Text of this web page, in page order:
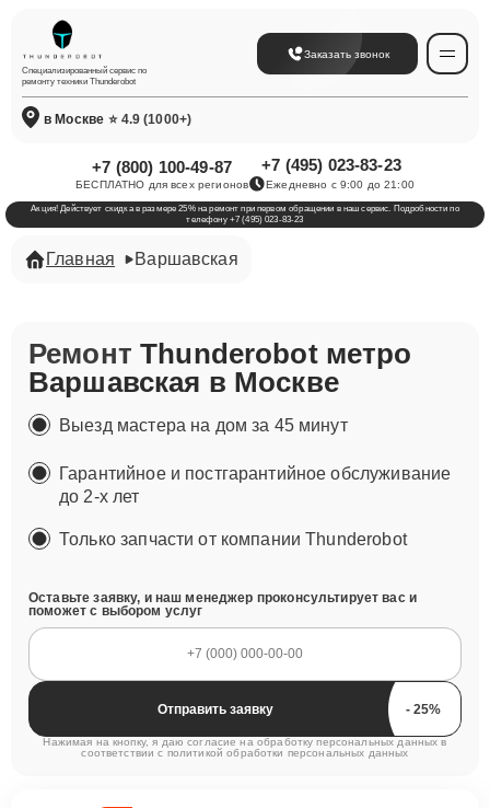
Специализированный сервис по
ремонту техники Thunderobot
Заказать звонок
в Москве ⭐ 4.9 (1000+)
+7 (800) 100-49-87
БЕСПЛАТНО для всех регионов
+7 (495) 023-83-23
Ежедневно с 9:00 до 21:00
Акция! Действует скидка в размере 25% на ремонт при первом обращении в наш сервис. Подробности по
телефону +7 (495) 023-83-23
Главная Варшавская
РемонтThunderobot метро
Варшавская в Москве
Выезд мастера на дом за 45 минут
Гарантийное и постгарантийное обслуживание
до 2-х лет
Только запчасти от компании Thunderobot
Оставьте заявку, и наш менеджер проконсультирует вас и
поможет с выбором услуг
Отправить заявку
Нажимая на кнопку, я даю согласие на обработку персональных данных в
соответствии с политикой обработки персональных данных